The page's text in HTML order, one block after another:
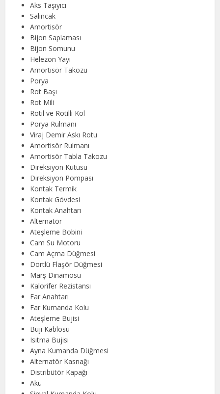
Aks Taşıyıcı
Salıncak
Amortisör
Bijon Saplaması
Bijon Somunu
Helezon Yayı
Amortisör Takozu
Porya
Rot Başı
Rot Mili
Rotil ve Rotilli Kol
Porya Rulmanı
Viraj Demir Askı Rotu
Amortisör Rulmanı
Amortisör Tabla Takozu
Direksiyon Kutusu
Direksiyon Pompası
Kontak Termik
Kontak Gövdesi
Kontak Anahtarı
Alternatör
Ateşleme Bobini
Cam Su Motoru
Cam Açma Düğmesi
Dörtlü Flaşör Düğmesi
Marş Dinamosu
Kalorifer Rezistansı
Far Anahtarı
Far Kumanda Kolu
Ateşleme Bujisi
Buji Kablosu
Isıtma Bujisi
Ayna Kumanda Düğmesi
Alternatör Kasnağı
Distribütör Kapağı
Akü